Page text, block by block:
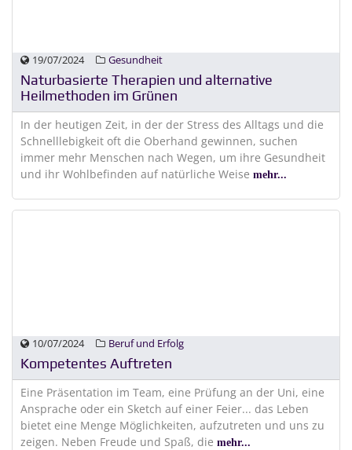
19/07/2024 Gesundheit
Naturbasierte Therapien und alternative
Heilmethoden im Grünen
In der heutigen Zeit, in der der Stress des Alltags und die
Schnelllebigkeit oft die Oberhand gewinnen, suchen
immer mehr Menschen nach Wegen, um ihre Gesundheit
und ihr Wohlbefinden auf natürliche Weise mehr...
10/07/2024 Beruf und Erfolg
Kompetentes Auftreten
Eine Präsentation im Team, eine Prüfung an der Uni, eine
Ansprache oder ein Sketch auf einer Feier... das Leben
bietet eine Menge Möglichkeiten, aufzutreten und uns zu
zeigen. Neben Freude und Spaß, die mehr...